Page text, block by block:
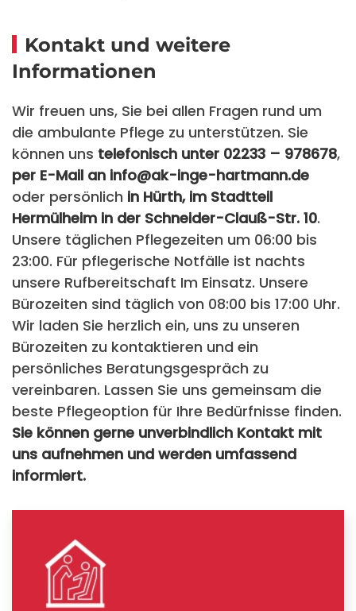
Kontakt und weitere
Informationen
Wir freuen uns, Sie bei allen Fragen rund um
die ambulante Pflege zu unterstützen. Sie
können uns telefonisch unter 02233 – 978678,
per E-Mail an info@ak-inge-hartmann.de
oder persönlich in Hürth, im Stadtteil
Hermülheim in der Schneider-Clauß-Str. 10.
Unsere täglichen Pflegezeiten um 06:00 bis
23:00. Für pflegerische Notfälle ist nachts
unsere Rufbereitschaft Im Einsatz. Unsere
Bürozeiten sind täglich von 08:00 bis 17:00 Uhr.
Wir laden Sie herzlich ein, uns zu unseren
Bürozeiten zu kontaktieren und ein
persönliches Beratungsgespräch zu
vereinbaren. Lassen Sie uns gemeinsam die
beste Pflegeoption für Ihre Bedürfnisse finden.
Sie können gerne unverbindlich Kontakt mit
uns aufnehmen und werden umfassend
informiert.